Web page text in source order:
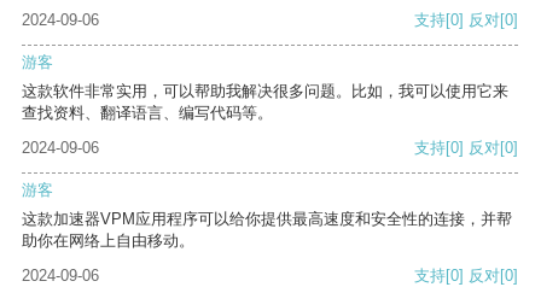
2024-09-06 支持[0] 反对[0]
游客
这款软件非常实用，可以帮助我解决很多问题。比如，我可以使用它来
查找资料、翻译语言、编写代码等。
2024-09-06
支持[0] 反对[0]
游客
这款加速器VPM应用程序可以给你提供最高速度和安全性的连接，并帮
助你在网络上自由移动。
2024-09-06
支持[0] 反对[0]